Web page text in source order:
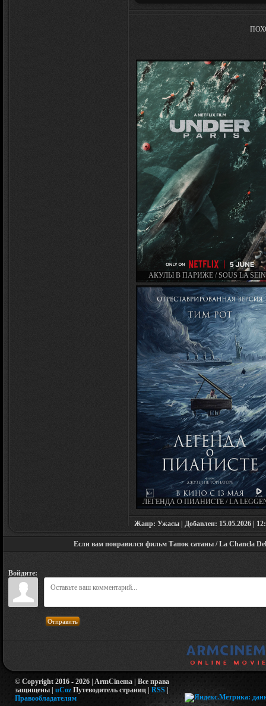
АКУЛЫ В ПАРИЖЕ / SOUS LA
UNDER PARIS (2024)
ЛЕГЕНДА О ПИАНИСТЕ / LA
DEL PIANISTA SULL'OCEANO
Жанр: Ужасы | Добавлен: 15.05.2026 |
Если вам понравился фильм Тапок сатаны / La Chancla Del
Войдите:
Отправить
© Copyright 2016 - 2026 | ArmCinema | Все права
защищены | uCoz Путеводитель страниц | RSS |
Правообладателям